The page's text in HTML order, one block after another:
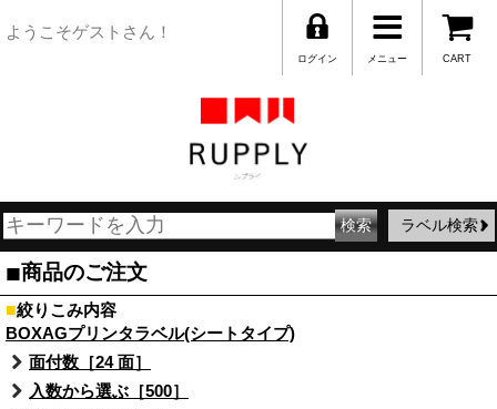
ようこそゲストさん！
CART
メニュー
ログイン
ラベル検索
■商品のご注文
■絞りこみ内容
BOXAGプリンタラベル(シートタイプ)
面付数［24 面］
入数から選ぶ［500］